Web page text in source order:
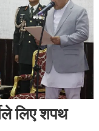
लिए शपथ